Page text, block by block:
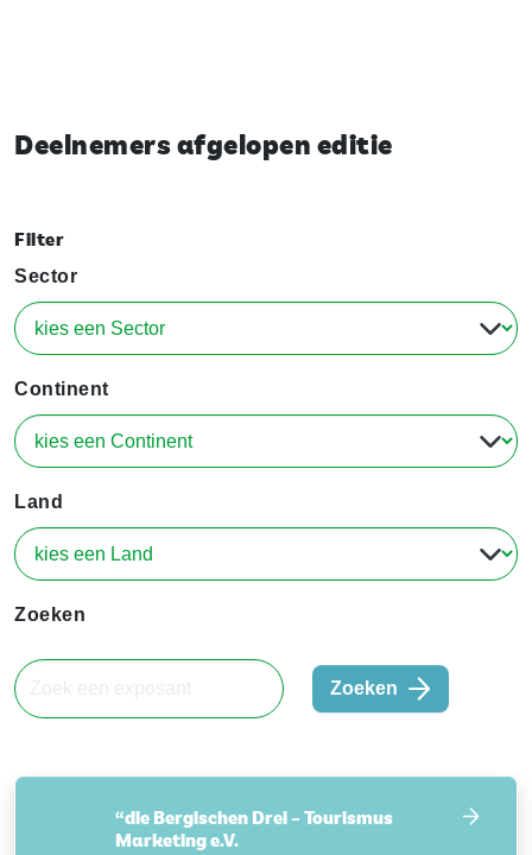
Deelnemers afgelopen editie
Filter
Sector
Continent
Land
Zoeken
Zoeken
“die Bergischen Drei – Tourismus
Marketing e.V.